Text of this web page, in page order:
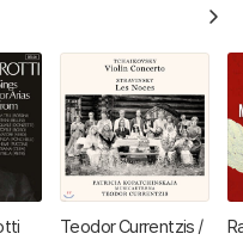
Teodor Currentzis /